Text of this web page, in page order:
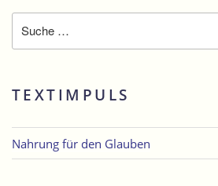
nach:
TEXTIMPULS
Nahrung für den Glauben